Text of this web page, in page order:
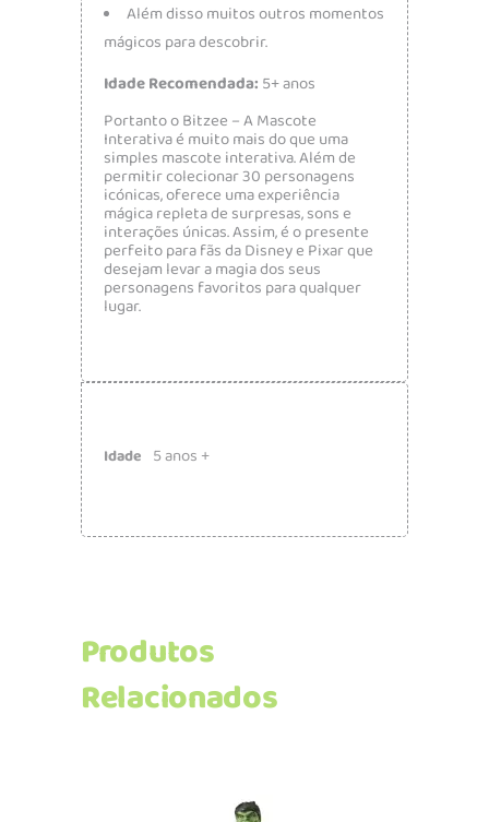
Além disso muitos outros momentos
mágicos para descobrir.
Idade Recomendada: 5+ anos
Portanto o Bitzee – A Mascote
Interativa é muito mais do que uma
simples mascote interativa. Além de
permitir colecionar 30 personagens
icónicas, oferece uma experiência
mágica repleta de surpresas, sons e
interações únicas. Assim, é o presente
perfeito para fãs da Disney e Pixar que
desejam levar a magia dos seus
personagens favoritos para qualquer
lugar.
Idade 5 anos +
Produtos
Relacionados